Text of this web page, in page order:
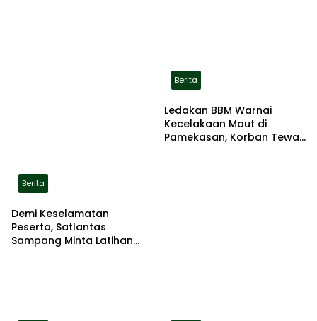
Berita
Demi Keselamatan
Peserta, Satlantas
Sampang Minta Latihan
Berita
Ledakan BBM Warnai
Kecelakaan Maut di
Pamekasan, Korban Tewas